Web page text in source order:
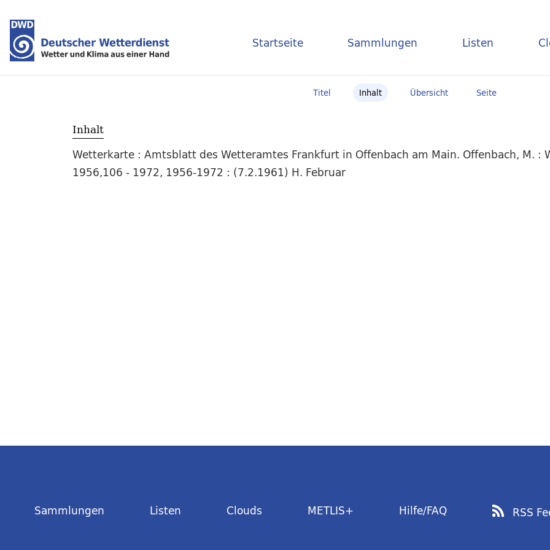
Startseite Sammlungen Listen
Titel Inhalt Übersicht Seite
Inhalt
Wetterkarte : Amtsblatt des Wetteramtes Frankfurt in Offenbach am Main. Offenbach, M. :
1956,106 - 1972, 1956-1972 : (7.2.1961) H. Februar
Sammlungen Listen Clouds METLIS+ Hilfe/FAQ RSS